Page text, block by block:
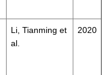
Li, Tianming et
al.
2020